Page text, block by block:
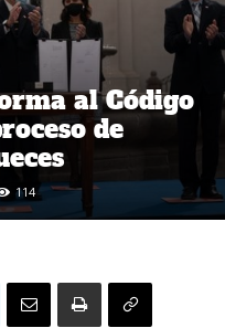
al Código
de
114